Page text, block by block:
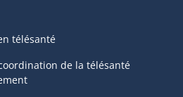
télésanté
de la télésanté